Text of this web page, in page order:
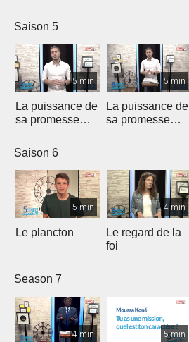
Saison 5
5 min
La puissance de
sa promesse
5 min
La puissance de
sa promesse
Saison 6
5 min
Le plancton
4 min
Le regard de la
foi
Season 7
4 min 5 min